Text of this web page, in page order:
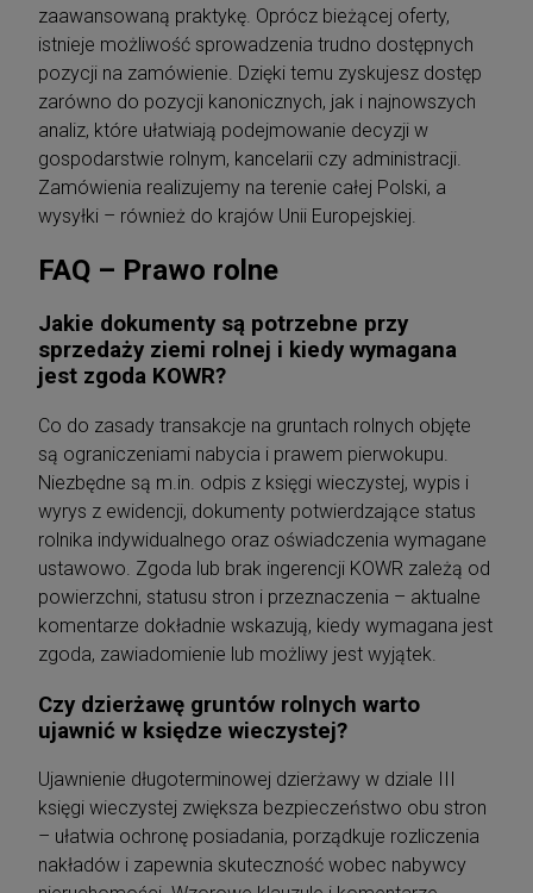
zaawansowaną praktykę. Oprócz bieżącej oferty,
istnieje możliwość sprowadzenia trudno dostępnych
pozycji na zamówienie. Dzięki temu zyskujesz dostęp
zarówno do pozycji kanonicznych, jak i najnowszych
analiz, które ułatwiają podejmowanie decyzji w
gospodarstwie rolnym, kancelarii czy administracji.
Zamówienia realizujemy na terenie całej Polski, a
wysyłki – również do krajów Unii Europejskiej.
FAQ – Prawo rolne
Jakie dokumenty są potrzebne przy
sprzedaży ziemi rolnej i kiedy wymagana
jest zgoda KOWR?
Co do zasady transakcje na gruntach rolnych objęte
są ograniczeniami nabycia i prawem pierwokupu.
Niezbędne są m.in. odpis z księgi wieczystej, wypis i
wyrys z ewidencji, dokumenty potwierdzające status
rolnika indywidualnego oraz oświadczenia wymagane
ustawowo. Zgoda lub brak ingerencji KOWR zależą od
powierzchni, statusu stron i przeznaczenia – aktualne
komentarze dokładnie wskazują, kiedy wymagana jest
zgoda, zawiadomienie lub możliwy jest wyjątek.
Czy dzierżawę gruntów rolnych warto
ujawnić w księdze wieczystej?
Ujawnienie długoterminowej dzierżawy w dziale III
księgi wieczystej zwiększa bezpieczeństwo obu stron
– ułatwia ochronę posiadania, porządkuje rozliczenia
nakładów i zapewnia skuteczność wobec nabywcy